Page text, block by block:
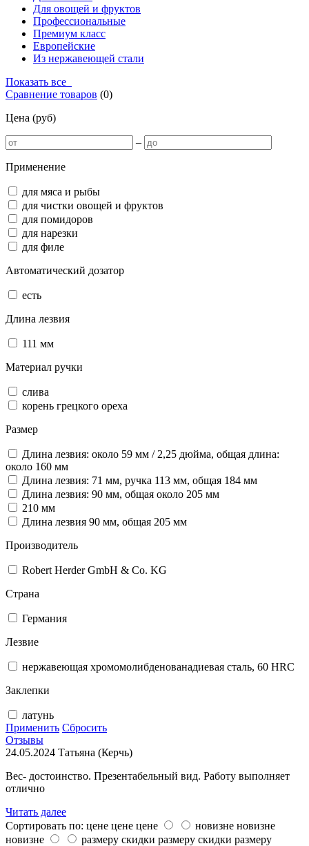
Для овощей и фруктов
Профессиональные
Премиум класс
Европейские
Из нержавеющей стали
Показать все
Сравнение товаров (0)
Цена (руб)
–
Применение
для мяса и рыбы
для чистки овощей и фруктов
для помидоров
для нарезки
для филе
Автоматический дозатор
есть
Длина лезвия
111 мм
Материал ручки
слива
корень грецкого ореха
Размер
Длина лезвия: около 59 мм / 2,25 дюйма, общая длина:
около 160 мм
Длина лезвия: 71 мм, ручка 113 мм, общая 184 мм
Длина лезвия: 90 мм, общая около 205 мм
210 мм
Длина лезвия 90 мм, общая 205 мм
Производитель
Robert Herder GmbH & Co. KG
Страна
Германия
Лезвие
нержавеющая хромомолибденованадиевая сталь, 60 HRC
Заклепки
латунь
Применить Сбросить
Отзывы
24.05.2024 Татьяна (Керчь)
Вес- достоинство. Презентабельный вид. Работу выполняет
отлично
Читать далее
Сортировать по: цене цене цене новизне новизне
новизне
размеру скидки размеру скидки размеру